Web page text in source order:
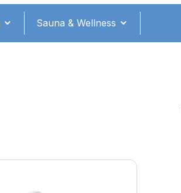
Sauna & Wellness